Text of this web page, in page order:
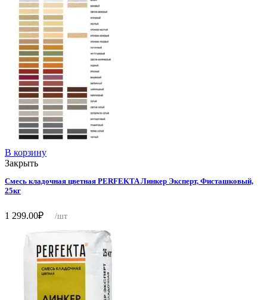
В корзину
Закрыть
Смесь кладочная цветная PERFEKTA Линкер Эксперт, Фисташковый,
25кг
1 299.00₽ /шт